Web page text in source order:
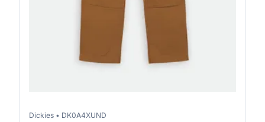
Dickies • DK0A4XUND